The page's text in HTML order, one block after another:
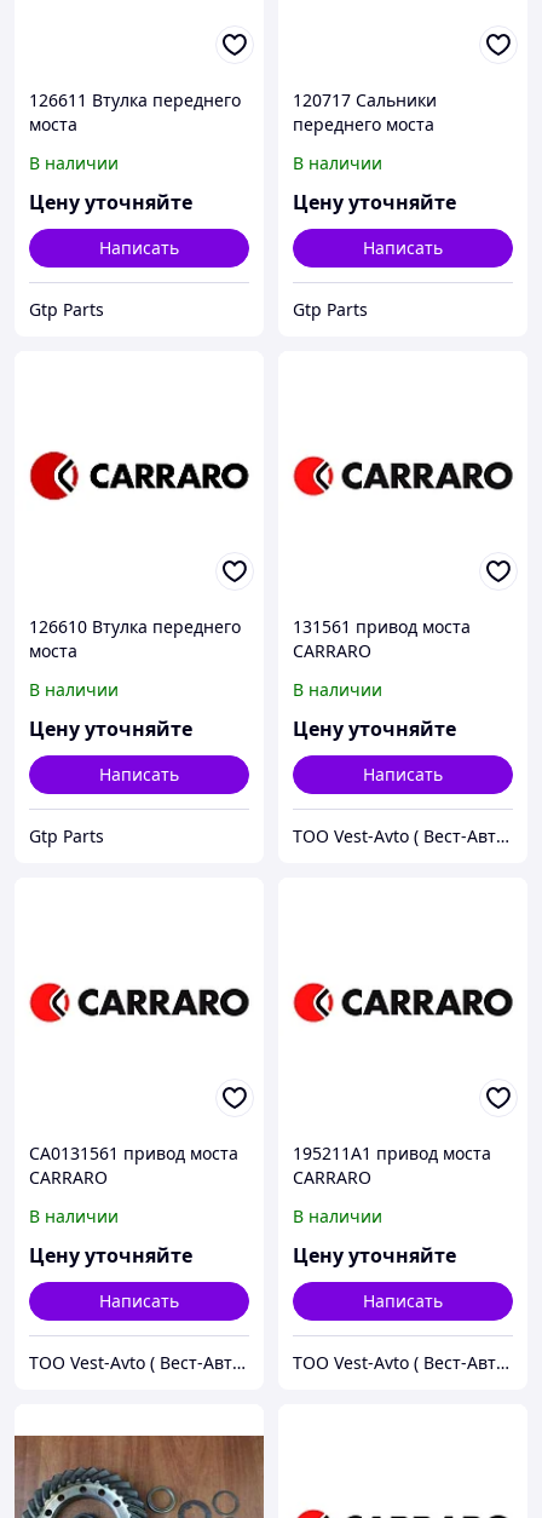
126611 Втулка переднего
моста
В наличии
Цену уточняйте
Написать
Gtp Parts
120717 Сальники
переднего моста
В наличии
Цену уточняйте
Написать
Gtp Parts
126610 Втулка переднего
моста
В наличии
Цену уточняйте
Написать
Gtp Parts
131561 привод моста
CARRARO
В наличии
Цену уточняйте
Написать
ТОО Vest-Avto ( Вест-Авто )
CA0131561 привод моста
CARRARO
В наличии
Цену уточняйте
Написать
ТОО Vest-Avto ( Вест-Авто )
195211A1 привод моста
CARRARO
В наличии
Цену уточняйте
Написать
ТОО Vest-Avto ( Вест-Авто )